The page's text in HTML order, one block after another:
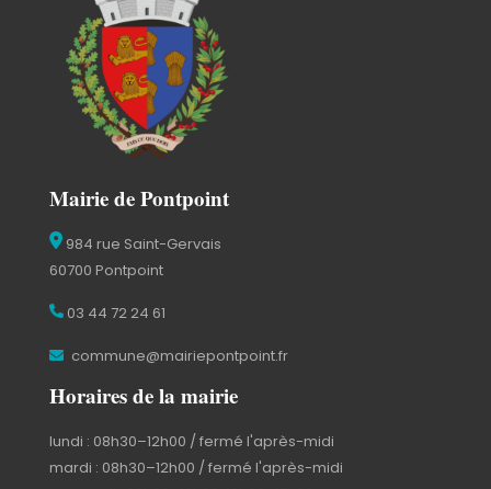
Mairie de Pontpoint
984 rue Saint-Gervais
60700 Pontpoint
03 44 72 24 61
commune@mairiepontpoint.fr
Horaires de la mairie
lundi : 08h30–12h00 / fermé l'après-midi
mardi : 08h30–12h00 / fermé l'après-midi